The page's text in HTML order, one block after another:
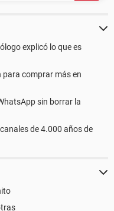
explicó lo que es
para comprar más en
sin borrar la
de 4.000 años de